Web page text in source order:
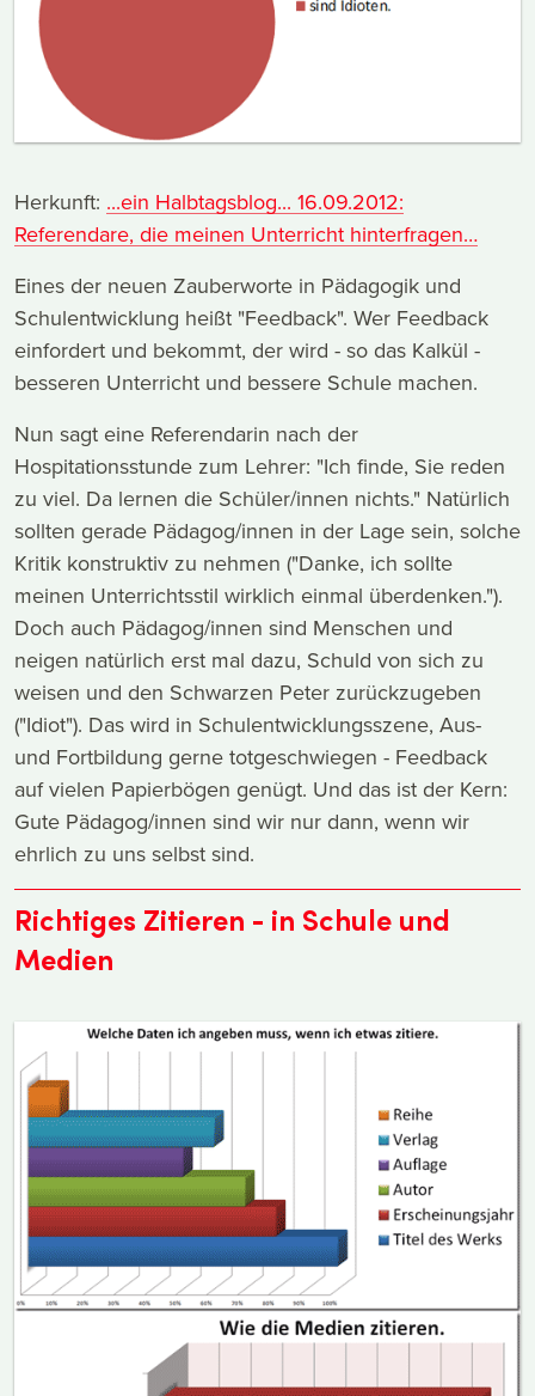
Herkunft: ...ein Halbtagsblog... 16.09.2012:
Referendare, die meinen Unterricht hinterfragen…
Eines der neuen Zauberworte in Pädagogik und
Schulentwicklung heißt "Feedback". Wer Feedback
einfordert und bekommt, der wird - so das Kalkül -
besseren Unterricht und bessere Schule machen.
Nun sagt eine Referendarin nach der
Hospitationsstunde zum Lehrer: "Ich finde, Sie reden
zu viel. Da lernen die Schüler/innen nichts." Natürlich
sollten gerade Pädagog/innen in der Lage sein, solche
Kritik konstruktiv zu nehmen ("Danke, ich sollte
meinen Unterrichtsstil wirklich einmal überdenken.").
Doch auch Pädagog/innen sind Menschen und
neigen natürlich erst mal dazu, Schuld von sich zu
weisen und den Schwarzen Peter zurückzugeben
("Idiot"). Das wird in Schulentwicklungsszene, Aus-
und Fortbildung gerne totgeschwiegen - Feedback
auf vielen Papierbögen genügt. Und das ist der Kern:
Gute Pädagog/innen sind wir nur dann, wenn wir
ehrlich zu uns selbst sind.
Richtiges Zitieren - in Schule und
Medien